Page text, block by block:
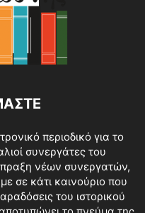
περιοδικό για το
συνεργάτες του
νέων συνεργατών,
σε κάτι καινούριο που
του ιστορικού